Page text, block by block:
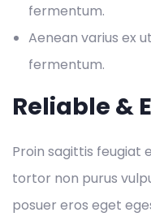
fermentum.
Aenean varius ex
fermentum.
Reliable &
Proin sagittis feugiat
tortor non purus
posuer eros eget